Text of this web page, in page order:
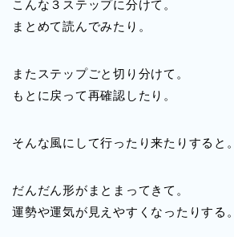
こんな３ステップに分けて。
まとめて読んでみたり。
またステップごと切り分けて。
もとに戻って再確認したり。
そんな風にして行ったり来たりすると。
だんだん形がまとまってきて。
運勢や運気が見えやすくなったりする。